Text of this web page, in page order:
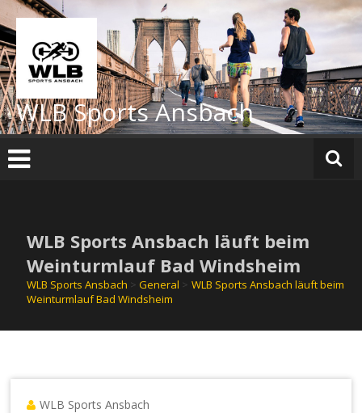
Zum
Inhalt
springen
WLB Sports Ansbach
WLB Sports Ansbach läuft beim
Weinturmlauf Bad Windsheim
WLB Sports Ansbach >General > WLB Sports Ansbach läuft beim
Weinturmlauf Bad Windsheim
WLB Sports Ansbach